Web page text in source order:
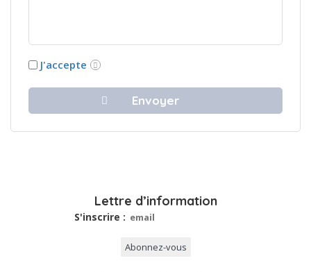
J'accepte
Lettre d’information
S'inscrire :